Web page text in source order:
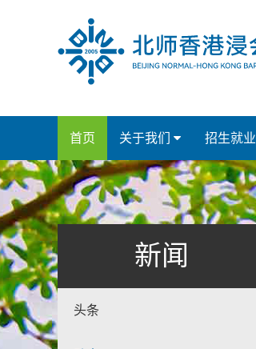
首页 关于我们 招生就业
新闻
头条